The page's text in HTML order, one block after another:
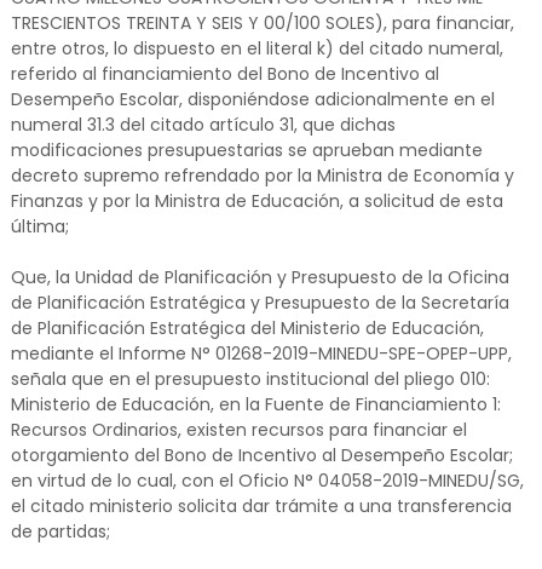
TRESCIENTOS TREINTA Y SEIS Y 00/100 SOLES), para financiar,
entre otros, lo dispuesto en el literal k) del citado numeral,
referido al financiamiento del Bono de Incentivo al
Desempeño Escolar, disponiéndose adicionalmente en el
numeral 31.3 del citado artículo 31, que dichas
modificaciones presupuestarias se aprueban mediante
decreto supremo refrendado por la Ministra de Economía y
Finanzas y por la Ministra de Educación, a solicitud de esta
última;
Que, la Unidad de Planificación y Presupuesto de la Oficina
de Planificación Estratégica y Presupuesto de la Secretaría
de Planificación Estratégica del Ministerio de Educación,
mediante el Informe N° 01268-2019-MINEDU-SPE-OPEP-UPP,
señala que en el presupuesto institucional del pliego 010:
Ministerio de Educación, en la Fuente de Financiamiento 1:
Recursos Ordinarios, existen recursos para financiar el
otorgamiento del Bono de Incentivo al Desempeño Escolar;
en virtud de lo cual, con el Oficio N° 04058-2019-MINEDU/SG,
el citado ministerio solicita dar trámite a una transferencia
de partidas;